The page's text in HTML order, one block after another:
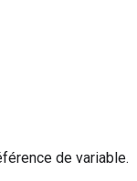
de variable.